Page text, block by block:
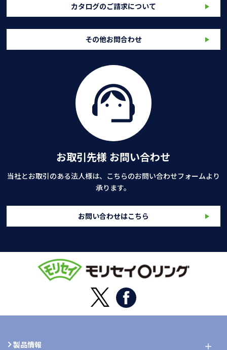
カタログのご請求について
その他お問合わせ
お取引先様 お問い合わせ
当社とお取引のある法人様は、こちらのお問い合わせフォームより
承ります。
お問い合わせはこちら
製品情報